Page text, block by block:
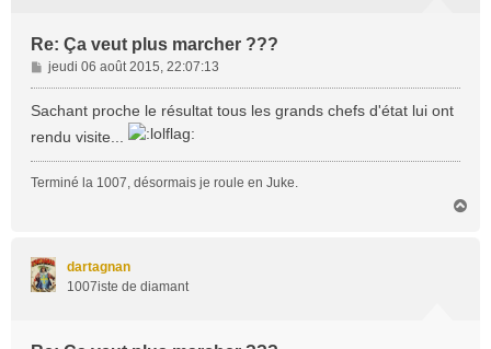
Re: Ça veut plus marcher ???
M
e
a
g
e
jeudi 06 août 2015, 22:07:13
Sachant proche le résultat tous les grands chefs d'état lui ont
rendu visite...
Terminé la 1007, désormais je roule en Juke.
dartagnan
1007iste de diamant